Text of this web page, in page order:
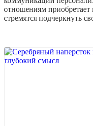
отношениям приобретает
стремятся подчеркнуть
на фоне конкурентов и
с выгравированным
проявление вкуса, но и